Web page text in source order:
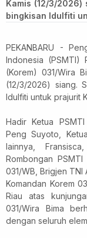
Kamis (12/3/2026)
bingkisan Idulfiti
PEKANBARU -
Indonesia (PSMTI)
(Korem) 031/Wira
(12/3/2026) siang.
Idulfiti untuk prajurit
Hadir Ketua
Peng Suyoto,
lainnya,
Rombongan
031/WB, Brigjen TNI
Komandan Korem
Riau atas
031/Wira Bima
dengan seluruh